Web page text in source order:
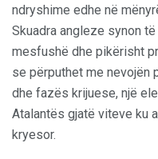
ndryshime edhe në
Skuadra angleze synon
mesfushë dhe pikërisht
se përputhet me nevojën
dhe fazës krijuese, një
Atalantës gjatë viteve ku
kryesor.